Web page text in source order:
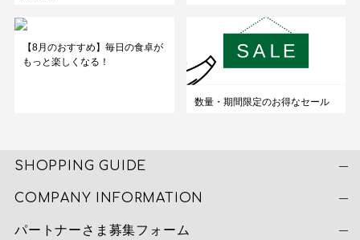
【8月のおすすめ】毎日の食卓が
もっと楽しくなる！
数量・期間限定のお得なセール
SHOPPING GUIDE
COMPANY INFORMATION
パートナーさま募集フォーム